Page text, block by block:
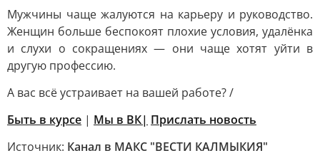
Мужчины чаще жалуются на карьеру и руководство.
Женщин больше беспокоят плохие условия, удалёнка
и слухи о сокращениях — они чаще хотят уйти в
другую профессию.
А вас всё устраивает на вашей работе? /
Быть в курсе | Мы в ВК| Прислать новость
Источник: Канал в МАКС "ВЕСТИ КАЛМЫКИЯ"